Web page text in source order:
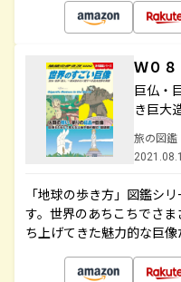
Ｗ０
巨仏・
き巨大
旅の図鑑
「地球の歩き方」図鑑シ
す。世界のあちこちでさ
ち上げてきた魅力的な巨像